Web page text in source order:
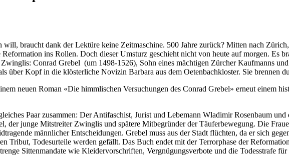
will, braucht dank der Lektüre keine Zeitmaschine. 500 Jahre zurück? Mitten nach
ins Rollen. Doch dieser Umsturz geschieht nicht von heute auf morgen. Es
Conrad Grebel (um 1498-1526), Sohn eines mächtigen Zürcher Kaufmanns
über Kopf in die klösterliche Novizin Barbara aus dem Oetenbachkloster. Sie brennen
neuen Roman «Die himmlischen Versuchungen des Conrad Grebel» erneut einem
Paar zusammen: Der Antifaschist, Jurist und Lebemann Wladimir Rosenbaum
der junge Mitstreiter Zwinglis und spätere Mitbegründer der Täuferbewegung. Die
männlicher Entscheidungen. Grebel muss aus der Stadt flüchten, da er sich
Tribut, Todesurteile werden gefällt. Das Buch endet mit der Terrorphase der
Sittenmandate wie Kleidervorschriften, Vergnügungsverbote und die Todesstrafe